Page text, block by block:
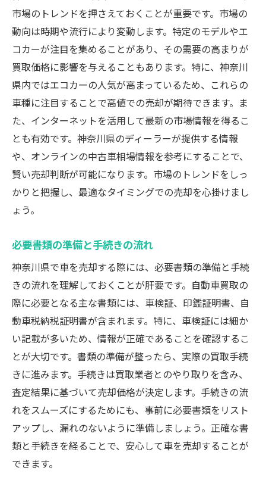
市場のトレンドを押さえておくことが重要です。市場の
動向は時期や流行により変動します。特定のモデルやエ
コカーが注目を集めることがあり、その需要の高まりが
買取価格に影響を与えることもあります。特に、神奈川
県内ではエコカーの人気が高まっているため、これらの
車種に注目することで高値での売却が期待できます。ま
た、インターネットを活用して最新の市場情報を得るこ
とも有効です。神奈川県のディーラーが提供する情報
や、オンラインの中古車相場情報を参考にすることで、
賢い売却判断が可能になります。市場のトレンドをしっ
かりと把握し、最適なタイミングでの売却を心掛けまし
ょう。
必要書類の準備と手続きの流れ
神奈川県で車を売却する際には、必要書類の準備と手続
きの流れを理解しておくことが肝要です。自動車買取の
際に必要となる主な書類には、車検証、印鑑証明書、自
動車税納税証明書が含まれます。特に、車検証には細か
い記載が多いため、情報が正確であることを確認するこ
とが大切です。書類の準備が整ったら、実際の買取手続
きに進みます。手続きは買取業者とのやり取りを含み、
査定結果に基づいて売却価格が決定します。手続きの流
れをスムーズにするためにも、事前に必要書類をリスト
アップし、漏れのないように準備しましょう。正確な書
類と手続きを経ることで、安心して車を売却することが
できます。